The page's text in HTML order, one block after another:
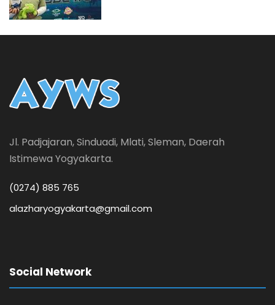
Jl. Padjajaran, Sinduadi, Mlati, Sleman, Daerah
Istimewa Yogyakarta.
(0274) 885 765
alazharyogyakarta@gmail.com
Social Network